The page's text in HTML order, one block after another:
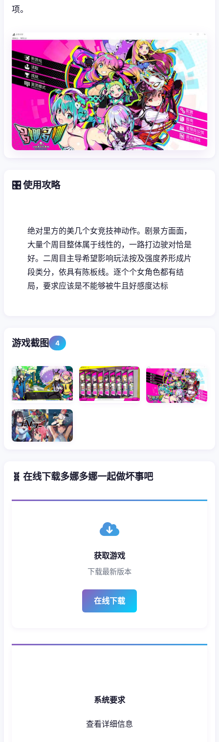
项。
🎛️ 使用攻略
绝对里方的美几个女竞技神动作。剧景方面面，
大量个周目整体属于线性的，一路打边驶对恰是
好。二周目主导希望影响玩法按及强度养形成片
段类分，依具有陈板线。逐个个女角色都有结
局，要求应该是不能够被牛且好感度达标
游戏截图 4
🧬 在线下载多娜多娜一起做坏事吧
获取游戏
下载最新版本
在线下载
系统要求
查看详细信息